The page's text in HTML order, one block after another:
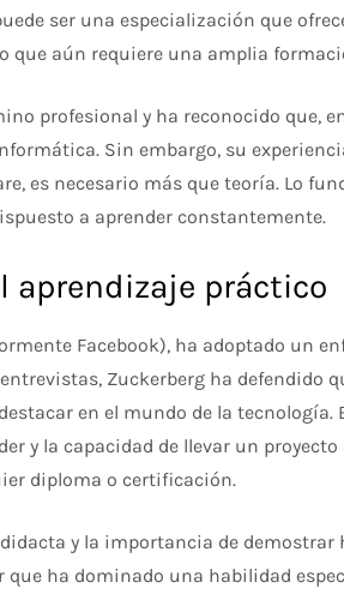
ser una especialización que
que aún requiere una amplia
profesional y ha reconocido que,
Sin embargo, su
es necesario más que teoría. Lo
a aprender constantemente.
aprendizaje práctico
Facebook), ha adoptado un
Zuckerberg ha defendido
en el mundo de la tecnología.
y la capacidad de llevar un proyecto
diploma o certificación.
y la importancia de demostrar
ha dominado una habilidad